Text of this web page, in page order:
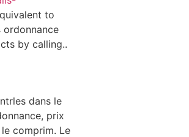
to
by calling..
dans le
prix
comprim. Le